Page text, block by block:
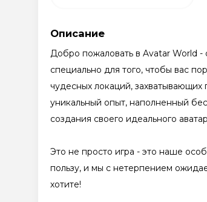
Описание
Добро пожаловать в Avatar World
специально для того, чтобы вас
чудесных локаций,
уникальный опыт, наполненный
создания своего идеального
Это не просто игра - это наше
пользу, и мы с нетерпением
хотите!